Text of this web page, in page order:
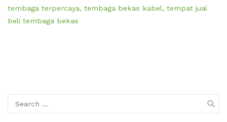
tembaga terpercaya, tembaga bekas kabel, tempat jual
beli tembaga bekas
for: